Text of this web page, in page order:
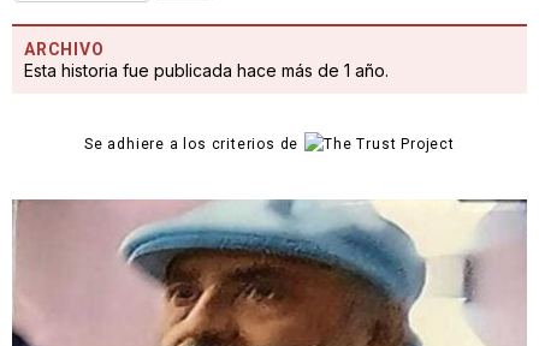
ARCHIVO
Esta historia fue publicada hace más de 1 año.
Se adhiere a los criterios de